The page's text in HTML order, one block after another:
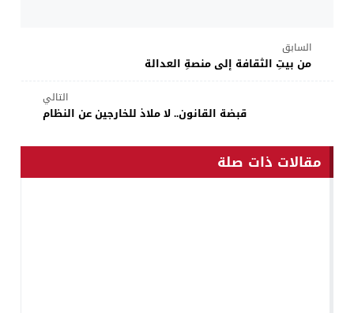
السابق
من بيتِ الثقافة إلى منصةِ العدالة
التالي
قبضة القانون.. لا ملاذ للخارجين عن النظام
مقالات ذات صلة